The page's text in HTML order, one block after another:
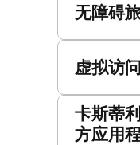
无障碍
虚拟访问
卡斯蒂
方应用